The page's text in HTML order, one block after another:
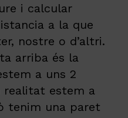
i calcular
a la que
nostre o d’altri.
arriba és la
a uns 2
realitat estem a
tenim una paret